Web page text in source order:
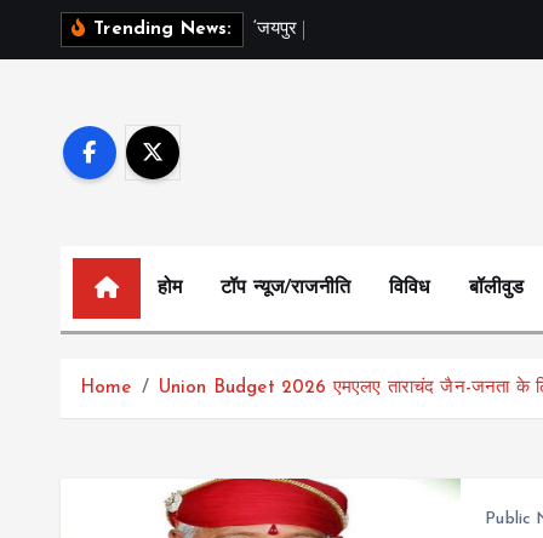
Trending News: ‘जयपर
होम टॉप न्यूज/राजनीति विविध बॉलीवुड
Home Union Budget 2026 एमएलए ताराचंद जैन-जनता के
Public